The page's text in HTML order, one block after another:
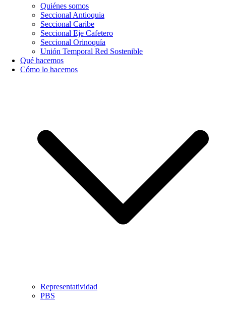
Quiénes somos
Seccional Antioquia
Seccional Caribe
Seccional Eje Cafetero
Seccional Orinoquía
Unión Temporal Red Sostenible
Qué hacemos
Cómo lo hacemos
Representatividad
PBS